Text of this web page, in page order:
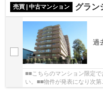
売買 | 中古マンション グラン
過
■■こちらのマンション限定
い。■■物件が発表になり次第